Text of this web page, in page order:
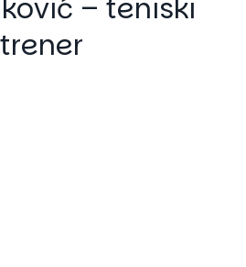
– teniski
trener